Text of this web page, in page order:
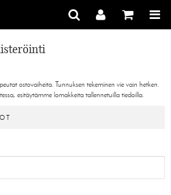
ostovaiheita. Tunnuksen tekeminen vie vain hetken.
esitäytämme lomakkeita tallennetuilla tiedoilla.